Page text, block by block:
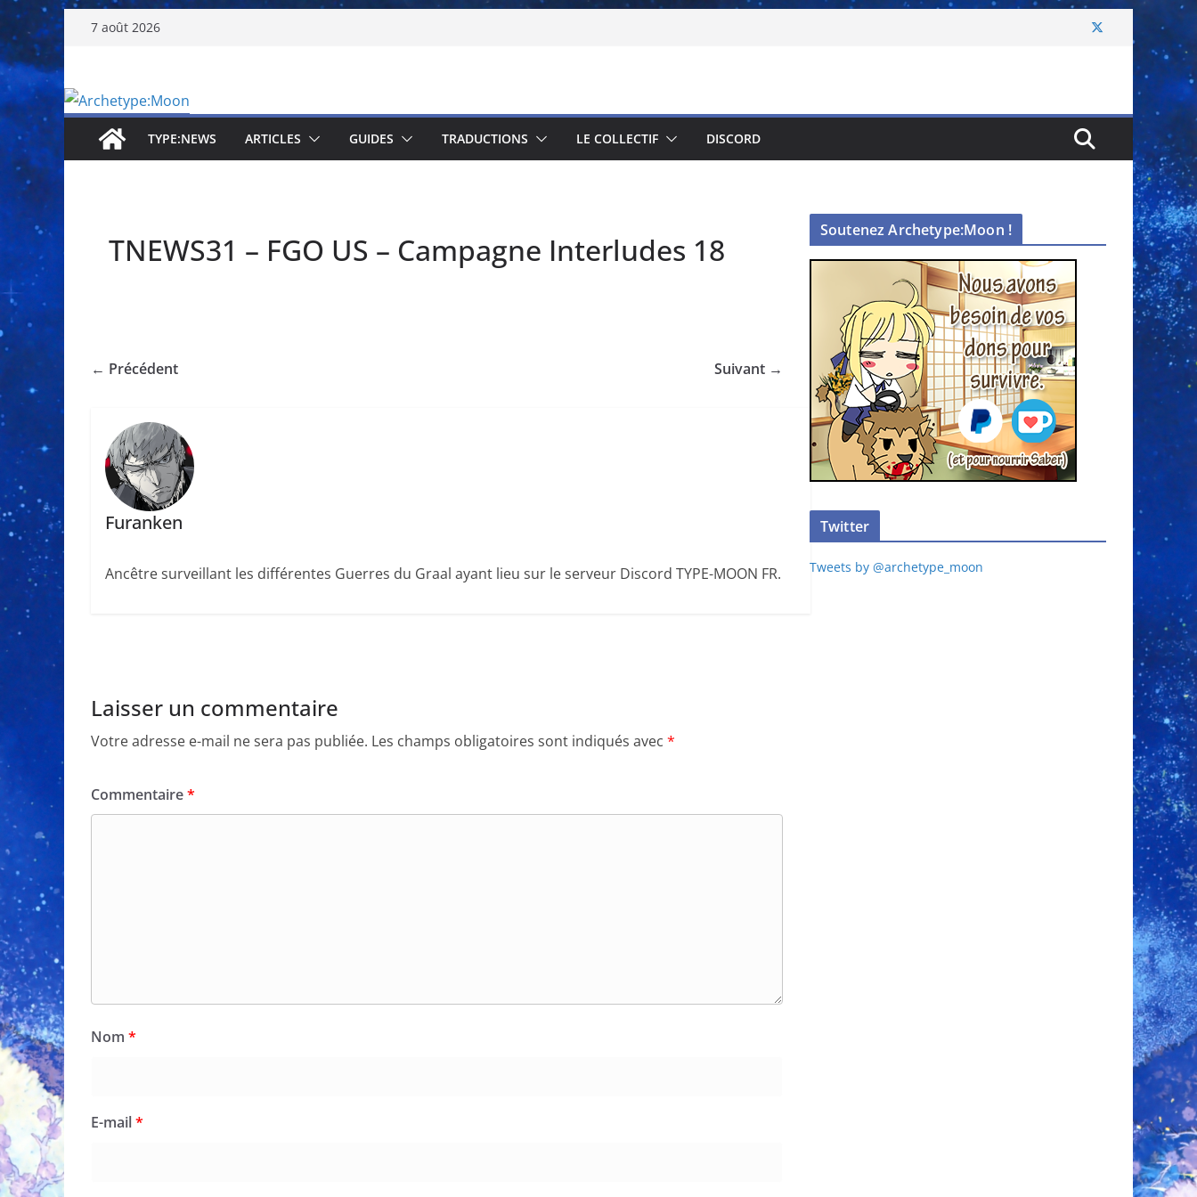
Passer
contenu
7 août 2026
TYPE:NEWS ARTICLES GUIDES TRADUCTIONS LE COLLECTIF DISCORD
TNEWS31 – FGO US – Campagne Interludes 18
← Précédent Suivant →
Furanken
Ancêtre surveillant les différentes Guerres du Graal ayant lieu sur le serveur Discord TYPE-MOON FR.
Laisser un commentaire
Votre adresse e-mail ne sera pas publiée. Les champs obligatoires sont indiqués avec *
Commentaire*
Nom *
E-mail*
Soutenez Archetype:Moon !
Twitter
Tweets by @archetype_moon